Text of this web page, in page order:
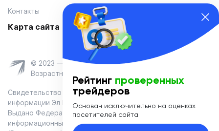
Контакты
Карта сайта
© 2023 — Coinmania
Возрастное ограничение 16+
Свидетельство о регистрации средства массовой
информации Эл № ФС 77-74908 от «25» января 2019 г.
Выдано Федеральной службой по надзору в сфере связи,
информационных технологий и массовых коммуникаций
Рейтинг проверенных
трейдеров
Основан исключительно на оценках
посетителей сайта